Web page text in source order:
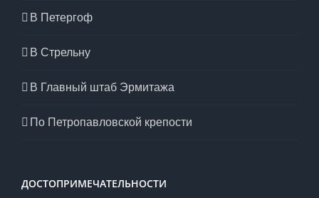
В Петергоф
В Стрельну
В Главный штаб Эрмитажа
По Петропавловской крепости
ДОСТОПРИМЕЧАТЕЛЬНОСТИ